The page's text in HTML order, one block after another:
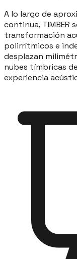
A lo largo de
continua, TIMBER
transformación
polirrítmicos e
desplazan
nubes tímbricas
experiencia